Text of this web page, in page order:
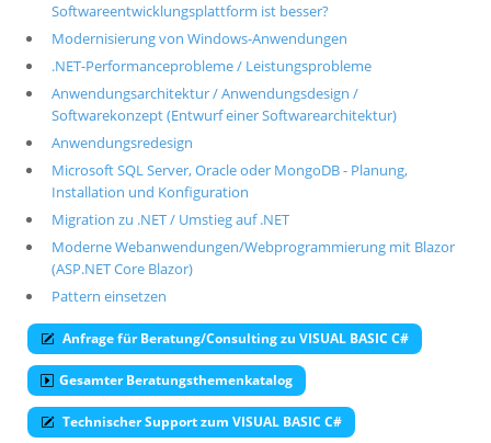
Softwareentwicklungsplattform ist besser?
Modernisierung von Windows-Anwendungen
.NET-Performanceprobleme / Leistungsprobleme
Anwendungsarchitektur / Anwendungsdesign /
Softwarekonzept (Entwurf einer Softwarearchitektur)
Anwendungsredesign
Microsoft SQL Server, Oracle oder MongoDB - Planung,
Installation und Konfiguration
Migration zu .NET / Umstieg auf .NET
Moderne Webanwendungen/Webprogrammierung mit Blazor
(ASP.NET Core Blazor)
Pattern einsetzen
Anfrage für Beratung/Consulting zu VISUAL BASIC C#
Gesamter Beratungsthemenkatalog
Technischer Support zum VISUAL BASIC C#